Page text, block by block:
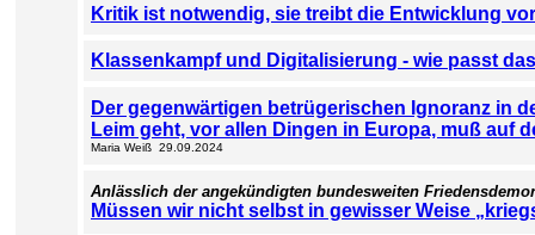
Kritik ist notwendig, sie treibt die Entwicklung
Klassenkampf und Digitalisierung - wie passt
Der gegenwärtigen betrügerischen Ignoranz in
Leim geht, vor allen Dingen in Europa, muß auf
Maria Weiß 29.09.2024
Anlässlich der angekündigten bundesweiten
Müssen wir nicht selbst in gewisser Weise